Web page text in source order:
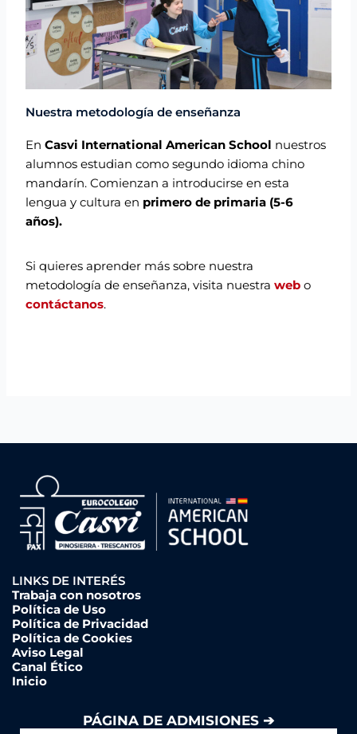
Nuestra metodología de enseñanza
EnCasvi International American School nuestros
alumnos estudian como segundo idioma chino
mandarín. Comienzan a introducirse en esta
lengua y cultura en primero de primaria (5-6
años).
Si quieres aprender más sobre nuestra
metodología de enseñanza, visita nuestraweb o
contáctanos.
LINKS DE INTERÉS
Trabaja con nosotros
Política de Uso
Política de Privacidad
Política de Cookies
Aviso Legal
Canal Ético
Inicio
PÁGINA DE ADMISIONES ➔